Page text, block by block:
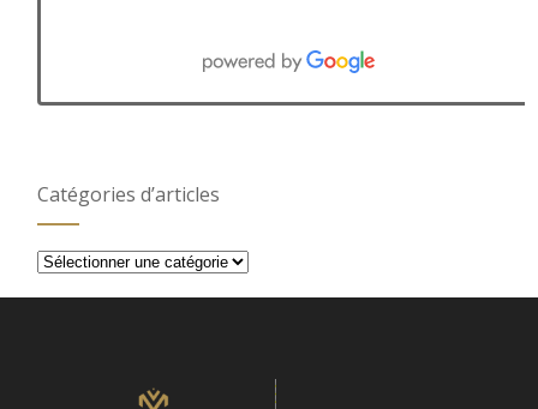
Catégories d’articles
Catégories